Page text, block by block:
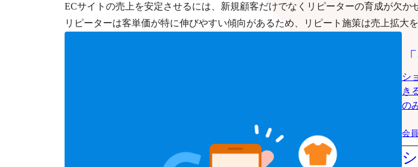
ECサイトの売上を安定させるには、新規顧客だけでなくリピーターの育成が欠か
リピーターは客単価が特に伸びやすい傾向があるため、リピート施策は売上拡大
シ
き
の
会